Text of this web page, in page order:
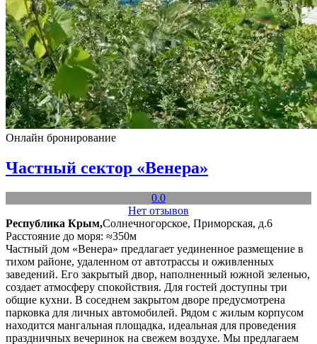
Онлайн бронирование
Частный сектор «Венера»
0.0
Нет отзывов
Республика Крым,Солнечногорское, Приморская, д.6
Расстояние до моря: ≈350м
Частный дом «Венера» предлагает уединенное размещение в
тихом районе, удаленном от автотрассы и оживленных
заведений. Его закрытый двор, наполненный южной зеленью,
создает атмосферу спокойствия. Для гостей доступны три
общие кухни. В соседнем закрытом дворе предусмотрена
парковка для личных автомобилей. Рядом с жилым корпусом
находится мангальная площадка, идеальная для проведения
праздничных вечеринок на свежем воздухе. Мы предлагаем